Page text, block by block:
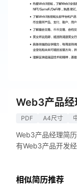
Web3产品经
PDF A4尺寸
Web3产品经理简
有Web3产品开发
相似简历推荐